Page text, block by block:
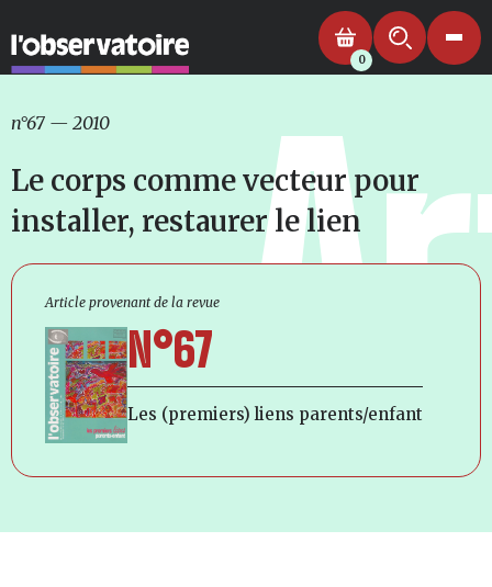
0
n°67 — 2010
Le corps comme vecteur pour
installer, restaurer le lien
Article provenant de la revue
N°67
Les (premiers) liens parents/enfant